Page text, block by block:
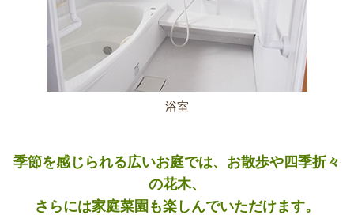
浴室
季節を感じられる広いお庭では、お散歩や四季折々
の花木、
さらには家庭菜園も楽しんでいただけます。